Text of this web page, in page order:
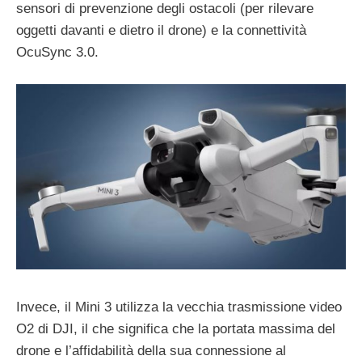
sensori di prevenzione degli ostacoli (per rilevare
oggetti davanti e dietro il drone) e la connettività
OcuSync 3.0.
Invece, il Mini 3 utilizza la vecchia trasmissione video
O2 di DJI, il che significa che la portata massima del
drone e l’affidabilità della sua connessione al